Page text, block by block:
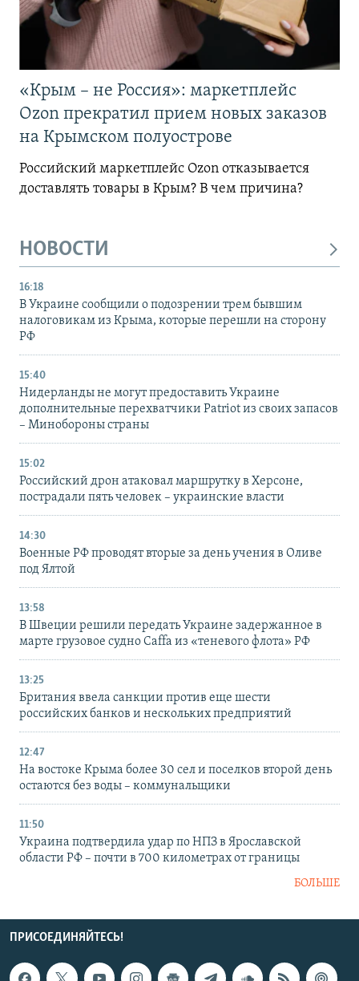
«Крым – не Россия»: маркетплейс
Ozon прекратил прием новых заказов
на Крымском полуострове
Российский маркетплейс Ozon отказывается
доставлять товары в Крым? В чем причина?
НОВОСТИ
16:18
В Украине сообщили о подозрении трем бывшим
налоговикам из Крыма, которые перешли на сторону
РФ
15:40
Нидерланды не могут предоставить Украине
дополнительные перехватчики Patriot из своих запасов
– Минобороны страны
15:02
Российский дрон атаковал маршрутку в Херсоне,
пострадали пять человек – украинские власти
14:30
Военные РФ проводят вторые за день учения в Оливе
под Ялтой
13:58
В Швеции решили передать Украине задержанное в
марте грузовое судно Caffa из «теневого флота» РФ
13:25
Британия ввела санкции против еще шести
российских банков и нескольких предприятий
12:47
На востоке Крыма более 30 сел и поселков второй день
остаются без воды – коммунальщики
11:50
Украина подтвердила удар по НПЗ в Ярославской
области РФ – почти в 700 километрах от границы
БОЛЬШЕ
ПРИСОЕДИНЯЙТЕСЬ!